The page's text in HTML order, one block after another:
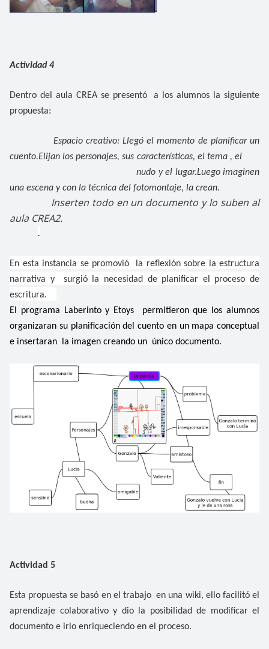
Actividad 4
Dentro del aula CREA se presentó a los alumnos la siguiente
propuesta:
Espacio creativo: Llegó el momento de planificar un
cuento.Elijan los personajes, sus características, el tema , el
nudo y el lugar.Luego imaginen
una escena y con la técnica del fotomontaje, la crean.
Inserten todo en un documento y lo suben al
aula CREA2.
.
En esta instancia se promovió la reflexión sobre la estructura
narrativa y surgió la necesidad de planificar el proceso de
escritura.
El programa Laberinto y Etoys permitieron que los alumnos
organizaran su planificación del cuento en un mapa conceptual
e insertaran la imagen creando un único documento.
Actividad 5
Esta propuesta se basó en el trabajo en una wiki, ello facilitó el
aprendizaje colaborativo y dio la posibilidad de modificar el
documento e irlo enriqueciendo en el proceso.